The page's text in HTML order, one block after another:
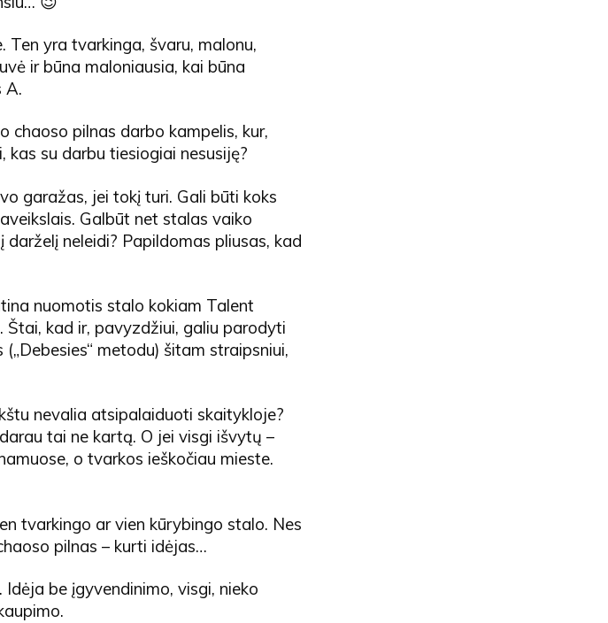
Ten yra tvarkinga, švaru, malonu,
ir būna maloniausia, kai būna
A.
chaoso pilnas darbo kampelis, kur,
su darbu tiesiogiai nesusiję?
garažas, jei tokį turi. Gali būti koks
Galbūt net stalas vaiko
neleidi? Papildomas pliusas, kad
nuomotis stalo kokiam Talent
kad ir, pavyzdžiui, galiu parodyti
metodu) šitam straipsniui,
nevalia atsipalaiduoti skaitykloje?
tai ne kartą. O jei visgi išvytų –
o tvarkos ieškočiau mieste.
tvarkingo ar vien kūrybingo stalo. Nes
pilnas – kurti idėjas…
be įgyvendinimo, visgi, nieko